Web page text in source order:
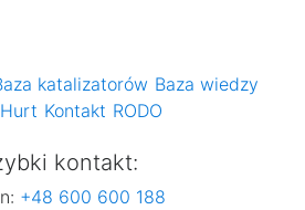
katalizatorów Baza wiedzy
Hurt Kontakt RODO
kontakt:
+48 600 600 188